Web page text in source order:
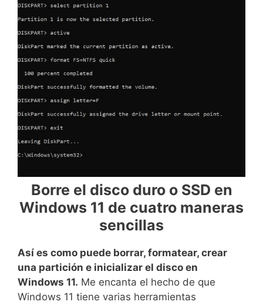
Borre el disco duro o SSD en
Windows 11 de cuatro maneras
sencillas
Así es como puede borrar, formatear, crear
una partición e inicializar el disco en
Windows 11. Me encanta el hecho de que
Windows 11 tiene varias herramientas